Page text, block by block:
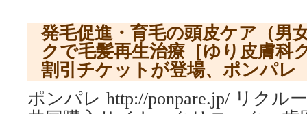
発毛促進・育毛の頭皮ケア（男
クで毛髪再生治療［ゆり皮膚科
割引チケットが登場、ポンパレ
ポンパレ http://ponpare.jp/ リクル